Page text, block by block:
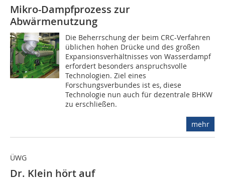
Mikro-Dampfprozess zur
Abwärmenutzung
Die Beherrschung der beim CRC-Verfahren
üblichen hohen Drücke und des großen
Expansionsverhältnisses von Wasserdampf
erfordert besonders anspruchsvolle
Technologien. Ziel eines
Forschungsverbundes ist es, diese
Technologie nun auch für dezentrale BHKW
zu erschließen.
mehr
ÜWG
Dr. Klein hört auf